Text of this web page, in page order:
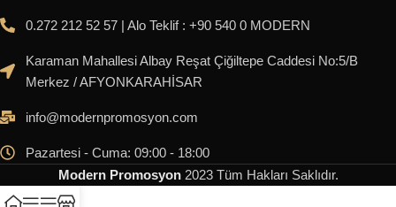
0.272 212 52 57 | Alo Teklif : +90 540 0 MODERN
Karaman Mahallesi Albay Reşat Çiğiltepe Caddesi No:5/B
Merkez / AFYONKARAHİSAR
info@modernpromosyon.com
Pazartesi - Cuma: 09:00 - 18:00
Modern Promosyon 2023 Tüm Hakları Saklıdır.